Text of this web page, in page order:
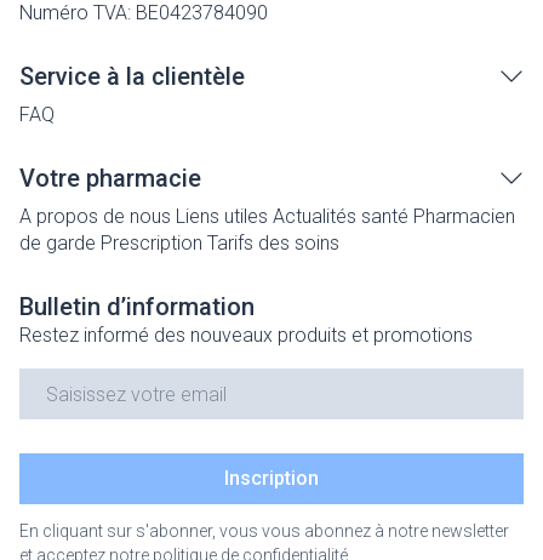
Numéro TVA: BE0423784090
Service à la clientèle
FAQ
Votre pharmacie
A propos de nous Liens utiles Actualités santé Pharmacien
de garde Prescription Tarifs des soins
Bulletin d’information
Restez informé des nouveaux produits et promotions
Inscription
En cliquant sur s'abonner, vous vous abonnez à notre newsletter
et acceptez notre politique de confidentialité